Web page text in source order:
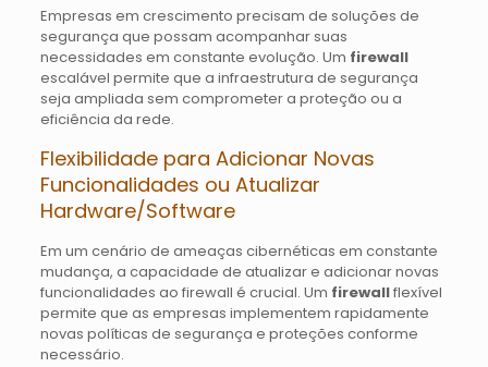
Empresas em crescimento precisam de soluções de
segurança que possam acompanhar suas
necessidades em constante evolução. Um firewall
escalável permite que a infraestrutura de segurança
seja ampliada sem comprometer a proteção ou a
eficiência da rede.
Flexibilidade para Adicionar Novas
Funcionalidades ou Atualizar
Hardware/Software
Em um cenário de ameaças cibernéticas em constante
mudança, a capacidade de atualizar e adicionar novas
funcionalidades ao firewall é crucial. Um firewallflexível
permite que as empresas implementem rapidamente
novas políticas de segurança e proteções conforme
necessário.